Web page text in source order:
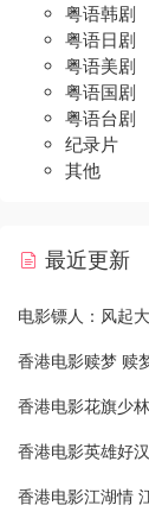
粤语韩剧
粤语日剧
粤语美剧
粤语国剧
粤语台剧
纪录片
其他
最近更新
电影镖人：风起
香港电影赎梦 赎
香港电影花旗少
香港电影英雄好
香港电影江湖情